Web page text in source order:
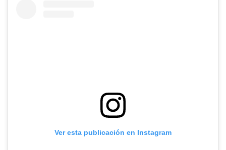
Ver esta publicación en Instagram